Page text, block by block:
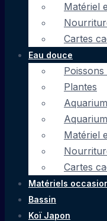
Matériel
Cartes
Eau douce
Poissons
Plantes
Matériel
Cartes
Matériels
Bassin
Koï Japon